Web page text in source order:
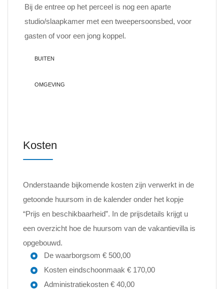
Bij de entree op het perceel is nog een aparte
studio/slaapkamer met een tweepersoonsbed, voor
gasten of voor een jong koppel.
BUITEN
OMGEVING
Kosten
Onderstaande bijkomende kosten zijn verwerkt in de
getoonde huursom in de kalender onder het kopje
“Prijs en beschikbaarheid”. In de prijsdetails krijgt u
een overzicht hoe de huursom van de vakantievilla is
opgebouwd.
De waarborgsom € 500,00
Kosten eindschoonmaak € 170,00
Administratiekosten € 40,00